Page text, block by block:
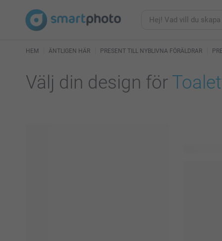
HEM ÄNTLIGEN HÄR PRESENT TILL NYBLIVNA FÖRÄLDRAR
Välj din design för